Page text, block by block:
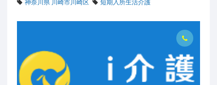
神奈川県 川崎市川崎区
短期入所生活介護